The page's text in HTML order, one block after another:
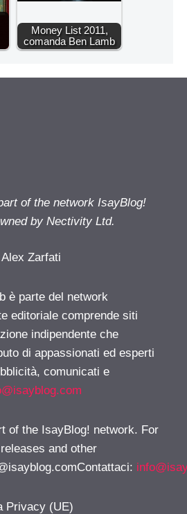
Money List 2011,
comanda Ben Lamb
of the network IsayBlog!
by Nectivity Ltd.
Alex Zarfati
è parte del network
editoriale comprende siti
indipendente che
di appassionati ed esperti
comunicati e
of the IsayBlog! network. For
and other
:
Privacy (UE)